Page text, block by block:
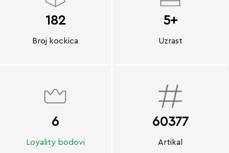
182
Broj kockica
5+
Uzrast
6
Loyality bodovi
60377
Artikal